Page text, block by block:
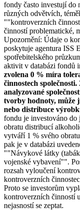
fondy často investují do
různých odvětvích,
""kontroverzních
činností problematické,
Upozornění: Údaje o
poskytuje agentura ISS
spotřebitelského
aktivit v databázi fondů
zvolena 0 % míra
činnostech
analyzované
tvorby hodnoty, může
nebo distribuce
fondu je investováno do
obratu distribucí
vytváří 1 % svého
pak je v databázi
""Návykové látky
vojenské vybavení"".
rozsah vyloučení
kontroverzních
Proto se investorům
kontroverzních činností
nejasností se zeptat.